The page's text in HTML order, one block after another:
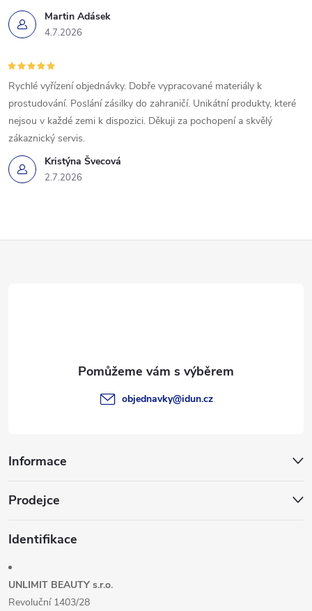
Martin Adásek
4.7.2026
Kristýna Švecová
2.7.2026
Rychlé vyřízení objednávky. Dobře vypracované materiály k
prostudování. Poslání zásilky do zahraničí. Unikátní produkty, které
nejsou v každé zemi k dispozici. Děkuji za pochopení a skvělý
zákaznický servis.
Informace
Prodejce
Identifikace
UNLIMIT BEAUTY s.r.o.
Revoluční 1403/28
objednavky@idun.cz